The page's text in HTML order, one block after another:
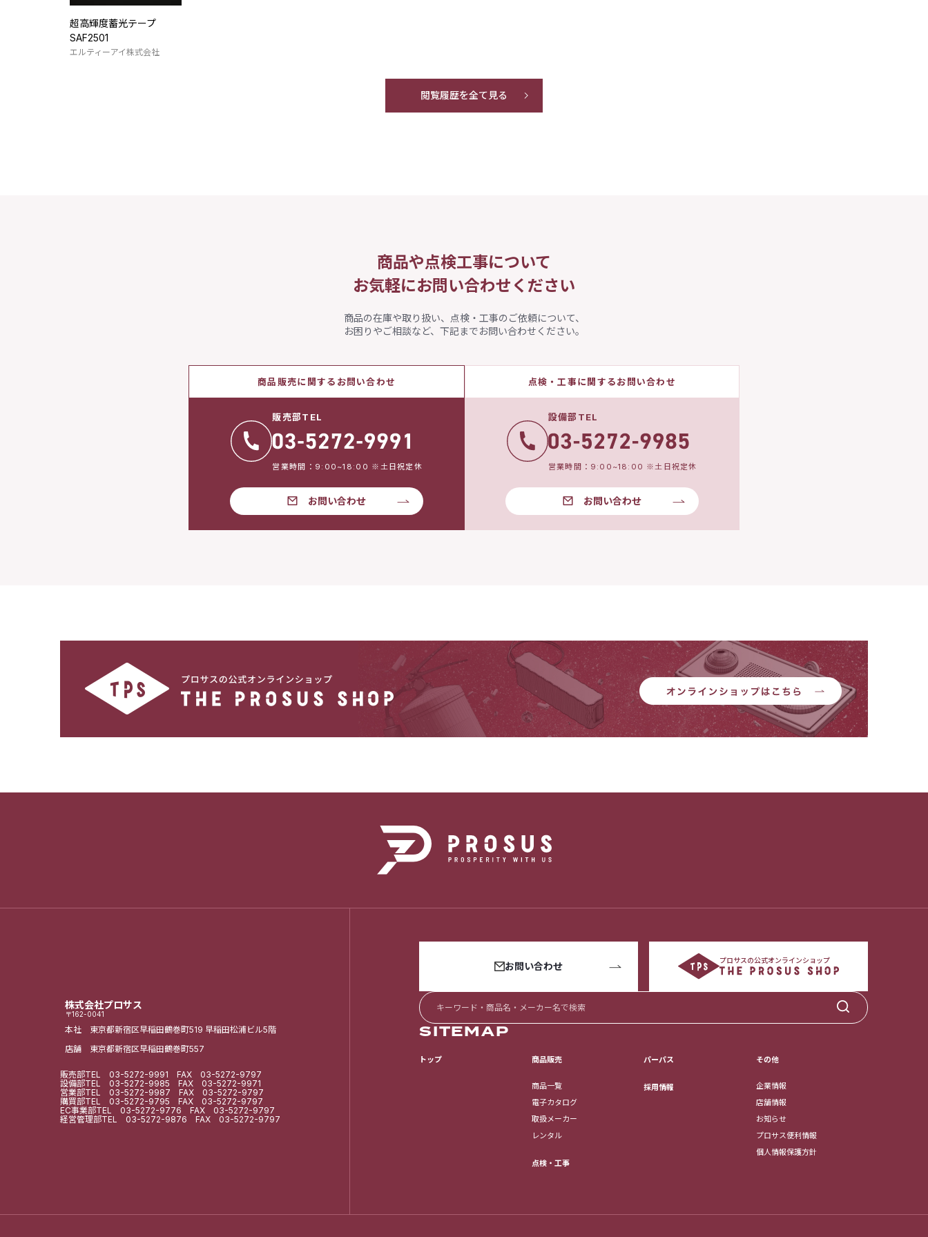
超高輝度蓄光テープ
SAF2501
エルティーアイ株式会社
閲覧履歴を全て見る
商品や点検工事について
お気軽にお問い合わせください
商品の在庫や取り扱い、点検・工事のご依頼について、
お困りやご相談など、下記までお問い合わせください。
商品販売に関するお問い合わせ
販売部TEL
営業時間：9:00~18:00 ※土日祝定休
お問い合わせ
点検・工事に関するお問い合わせ
設備部TEL
営業時間：9:00~18:00 ※土日祝定休
お問い合わせ
株式会社プロサス
〒162-0041
本社 東京都新宿区早稲田鶴巻町519 早稲田松浦ビル5階
店舗 東京都新宿区早稲田鶴巻町557
販売部TEL 03-5272-9991 FAX 03-5272-9797
設備部TEL 03-5272-9985 FAX 03-5272-9971
営業部TEL 03-5272-9987 FAX 03-5272-9797
購買部TEL 03-5272-9795 FAX 03-5272-9797
EC事業部TEL 03-5272-9776 FAX 03-5272-9797
経営管理部TEL 03-5272-9876 FAX 03-5272-9797
お問い合わせ プロサスの公式オンラインショップ
SITEMAP
トップ 商品販売
商品一覧
電子カタログ
取扱メーカー
レンタル
点検・工事
パーパス
採用情報
その他
企業情報
店舗情報
お知らせ
プロサス便利情報
個人情報保護方針